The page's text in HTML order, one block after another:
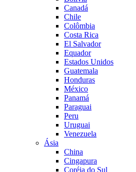
Canadá
Chile
Colômbia
Costa Rica
El Salvador
Equador
Estados Unidos
Guatemala
Honduras
México
Panamá
Paraguai
Peru
Uruguai
Venezuela
Ásia
China
Cingapura
Coréia do Sul